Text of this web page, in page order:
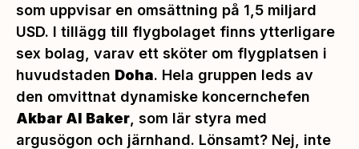
som uppvisar en omsättning på 1,5 miljard
USD. I tillägg till flygbolaget finns ytterligare
sex bolag, varav ett sköter om flygplatsen i
huvudstaden Doha. Hela gruppen leds av
den omvittnat dynamiske koncernchefen
Akbar Al Baker , som lär styra med
argusögon och järnhand. Lönsamt? Nej, inte